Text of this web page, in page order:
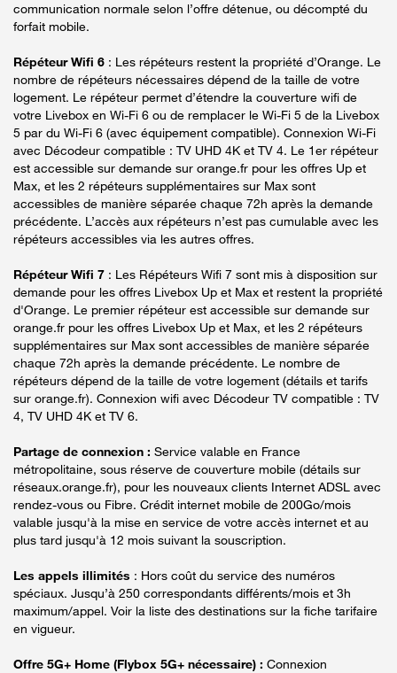
communication normale selon l’offre détenue, ou décompté du
forfait mobile.
Répéteur Wifi 6 : Les répéteurs restent la propriété d’Orange. Le
nombre de répéteurs nécessaires dépend de la taille de votre
logement. Le répéteur permet d’étendre la couverture wifi de
votre Livebox en Wi-Fi 6 ou de remplacer le Wi-Fi 5 de la Livebox
5 par du Wi-Fi 6 (avec équipement compatible). Connexion Wi-Fi
avec Décodeur compatible : TV UHD 4K et TV 4. Le 1er répéteur
est accessible sur demande sur orange.fr pour les offres Up et
Max, et les 2 répéteurs supplémentaires sur Max sont
accessibles de manière séparée chaque 72h après la demande
précédente. L’accès aux répéteurs n’est pas cumulable avec les
répéteurs accessibles via les autres offres.
Répéteur Wifi 7 : Les Répéteurs Wifi 7 sont mis à disposition sur
demande pour les offres Livebox Up et Max et restent la propriété
d'Orange. Le premier répéteur est accessible sur demande sur
orange.fr pour les offres Livebox Up et Max, et les 2 répéteurs
supplémentaires sur Max sont accessibles de manière séparée
chaque 72h après la demande précédente. Le nombre de
répéteurs dépend de la taille de votre logement (détails et tarifs
sur orange.fr). Connexion wifi avec Décodeur TV compatible : TV
4, TV UHD 4K et TV 6.
Partage de connexion : Service valable en France
métropolitaine, sous réserve de couverture mobile (détails sur
réseaux.orange.fr), pour les nouveaux clients Internet ADSL avec
rendez-vous ou Fibre. Crédit internet mobile de 200Go/mois
valable jusqu'à la mise en service de votre accès internet et au
plus tard jusqu'à 12 mois suivant la souscription.
Les appels illimités : Hors coût du service des numéros
spéciaux. Jusqu’à 250 correspondants différents/mois et 3h
maximum/appel. Voir la liste des destinations sur la fiche tarifaire
en vigueur.
Offre 5G+ Home (Flybox 5G+ nécessaire) : Connexion